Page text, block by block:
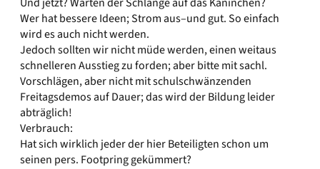
Wer hat bessere Ideen; Strom aus–und gut. So einfach
wird es auch nicht werden.
Jedoch sollten wir nicht müde werden, einen weitaus
schnelleren Ausstieg zu forden; aber bitte mit sachl.
Vorschlägen, aber nicht mit schulschwänzenden
Freitagsdemos auf Dauer; das wird der Bildung leider
abträglich!
Verbrauch:
Hat sich wirklich jeder der hier Beteiligten schon um
seinen pers. Footpring gekümmert?